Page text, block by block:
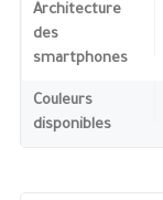
Architecture
des
smartphones
Couleurs
disponibles